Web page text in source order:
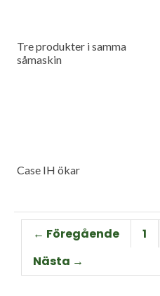
Tre produkter i samma
såmaskin
Case IH ökar
← Föregående 1
Nästa →